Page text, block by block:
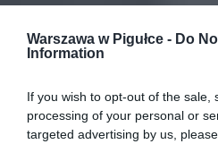
Warszawa w Pigułce - Do
Information
If you wish to opt-out of the sale,
processing of your personal or
targeted advertising by us,